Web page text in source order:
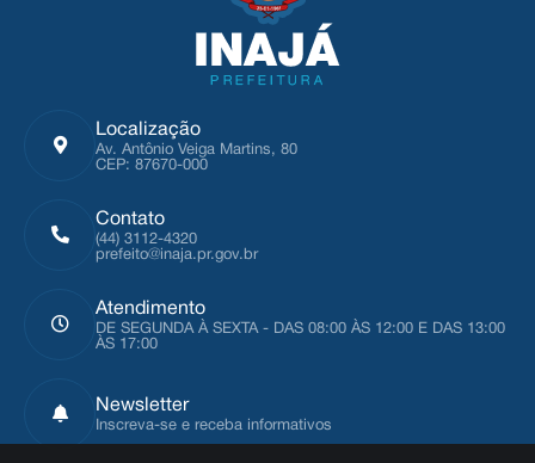
Localização
Av. Antônio Veiga Martins, 80
CEP: 87670-000
Contato
(44) 3112-4320
prefeito@inaja.pr.gov.br
Atendimento
DE SEGUNDA À SEXTA - DAS 08:00 ÀS 12:00 E DAS 13:00
ÀS 17:00
Newsletter
Inscreva-se e receba informativos